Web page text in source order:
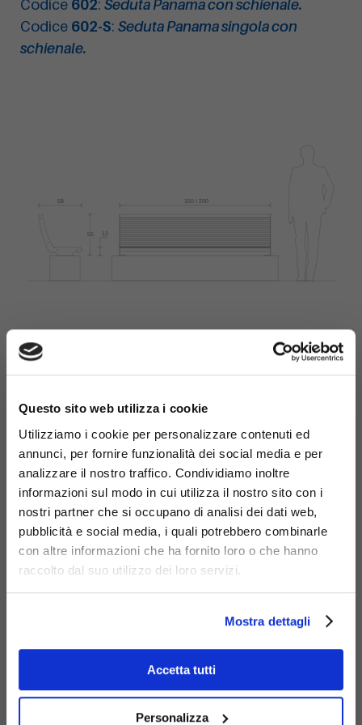
Questo sito web utilizza i cookie
Utilizziamo i cookie per personalizzare contenuti ed
annunci, per fornire funzionalità dei social media e per
analizzare il nostro traffico. Condividiamo inoltre
informazioni sul modo in cui utilizza il nostro sito con i
nostri partner che si occupano di analisi dei dati web,
pubblicità e social media, i quali potrebbero combinarle
con altre informazioni che ha fornito loro o che hanno
raccolto dal suo utilizzo dei loro servizi.
Mostra dettagli
Accetta tutti
Personalizza
Codice 602: Seduta Panama con schienale.
Codice 602-S: Seduta Panama singola con
schienale.
Materiali
Acciaio
zincato
Prodotti
Seduta